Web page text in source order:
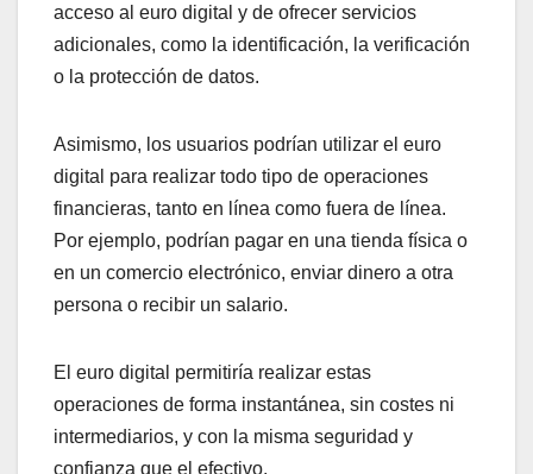
acceso al euro digital y de ofrecer servicios
adicionales, como la identificación, la verificación
o la protección de datos.
Asimismo, los usuarios podrían utilizar el euro
digital para realizar todo tipo de operaciones
financieras, tanto en línea como fuera de línea.
Por ejemplo, podrían pagar en una tienda física o
en un comercio electrónico, enviar dinero a otra
persona o recibir un salario.
El euro digital permitiría realizar estas
operaciones de forma instantánea, sin costes ni
intermediarios, y con la misma seguridad y
confianza que el efectivo.